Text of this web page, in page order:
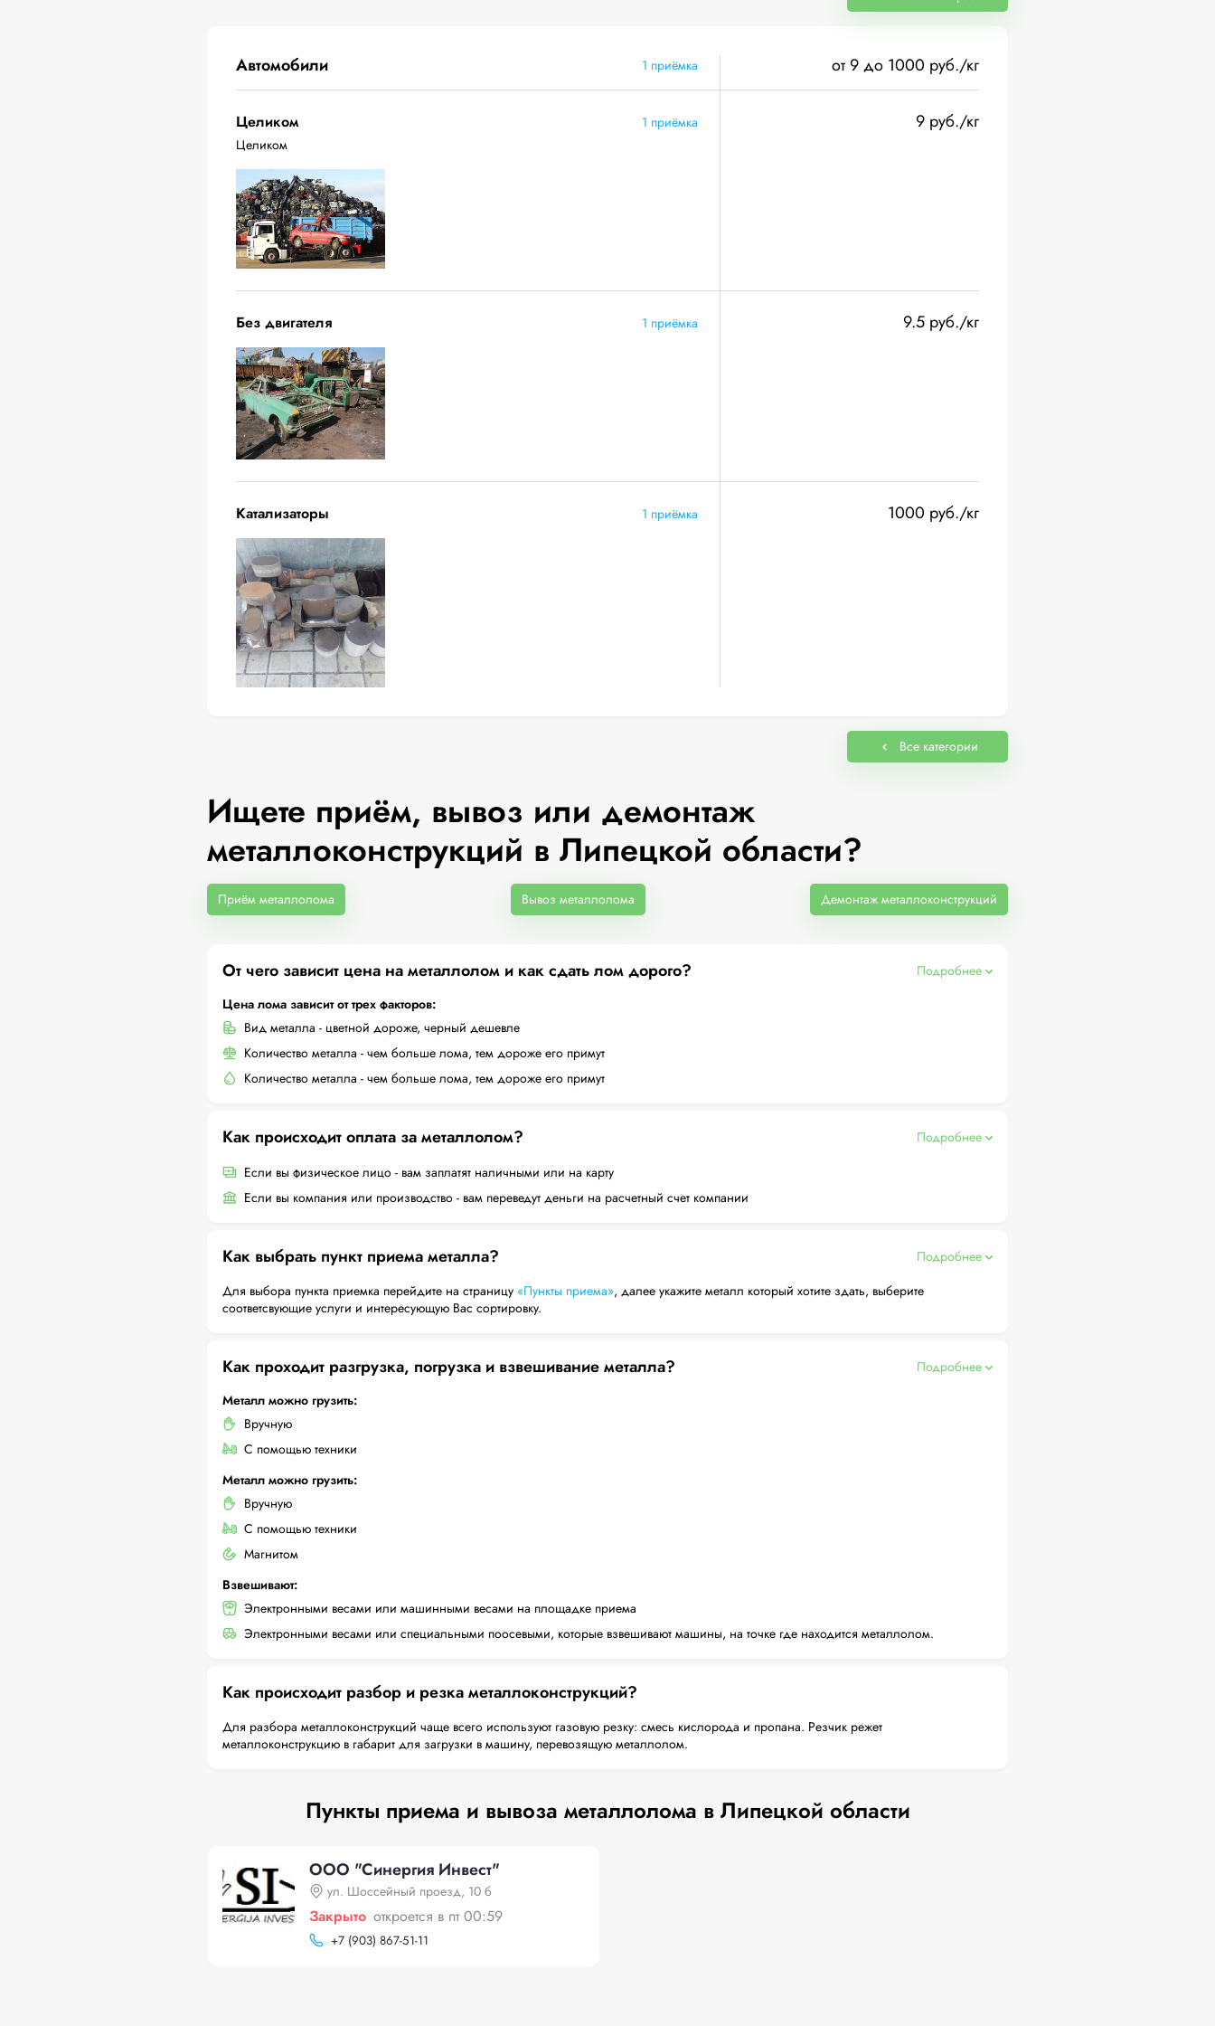
Автомобили 1 приёмка от 9 до 1000 руб./кг
Целиком
1 приёмка
Целиком
9 руб./кг
Без двигателя 1 приёмка 9.5 руб./кг
Катализаторы 1 приёмка 1000 руб./кг
Все категории
Ищете приём, вывоз или демонтаж
металлоконструкций в Липецкой области?
Приём металлолома Вывоз металлолома Демонтаж металлоконструкций
От чего зависит цена на металлолом и как сдать лом дорого?
Подробнее
Цена лома зависит от трех факторов:
Вид металла - цветной дороже, черный дешевле
Количество металла - чем больше лома, тем дороже его примут
Количество металла - чем больше лома, тем дороже его примут
Как происходит оплата за металлолом?
Подробнее
Если вы физическое лицо - вам заплатят наличными или на карту
Если вы компания или производство - вам переведут деньги на расчетный счет компании
Как выбрать пункт приема металла?
Подробнее
Для выбора пункта приемка перейдите на страницу «Пункты приема», далее укажите металл который хотите здать, выберите
соответсвующие услуги и интересующую Вас сортировку.
Как проходит разгрузка, погрузка и взвешивание металла?
Подробнее
Металл можно грузить:
Вручную
С помощью техники
Металл можно грузить:
Вручную
С помощью техники
Магнитом
Взвешивают:
Электронными весами или машинными весами на площадке приема
Электронными весами или специальными поосевыми, которые взвешивают машины, на точке где находится металлолом.
Как происходит разбор и резка металлоконструкций?
Для разбора металлоконструкций чаще всего используют газовую резку: смесь кислорода и пропана. Резчик режет
металлоконструкцию в габарит для загрузки в машину, перевозящую металлолом.
Пункты приема и вывоза металлолома в Липецкой области
ООО "Синергия Инвест"
ул. Шоссейный проезд, 10 б
Закрыто откроется в пт 00:59
+7 (903) 867-51-11